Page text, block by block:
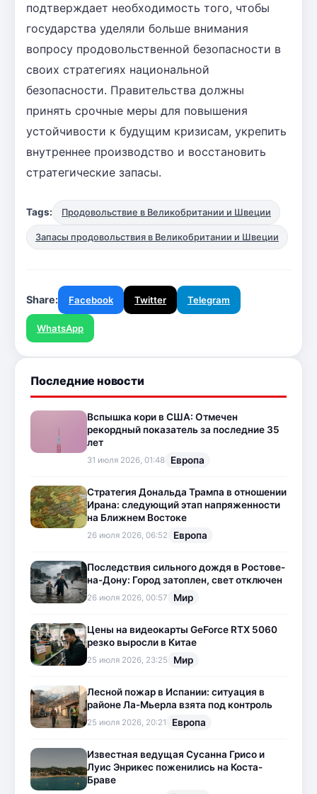
подтверждает необходимость того, чтобы
государства уделяли больше внимания
вопросу продовольственной безопасности в
своих стратегиях национальной
безопасности. Правительства должны
принять срочные меры для повышения
устойчивости к будущим кризисам, укрепить
внутреннее производство и восстановить
стратегические запасы.
Tags: Продовольствие в Великобритании и Швеции
Запасы продовольствия в Великобритании и Швеции
Share: Facebook Twitter Telegram
WhatsApp
Последние новости
Вспышка кори в США: Отмечен
рекордный показатель за последние 35
лет
31 июля 2026, 01:48 Европа
Стратегия Дональда Трампа в отношении
Ирана: следующий этап напряженности
на Ближнем Востоке
26 июля 2026, 06:52 Европа
Последствия сильного дождя в Ростове-
на-Дону: Город затоплен, свет отключен
26 июля 2026, 00:57 Мир
Цены на видеокарты GeForce RTX 5060
резко выросли в Китае
25 июля 2026, 23:25 Мир
Лесной пожар в Испании: ситуация в
районе Ла-Мьерла взята под контроль
25 июля 2026, 20:21 Европа
Известная ведущая Сусанна Грисо и
Луис Энрикес поженились на Коста-
Браве